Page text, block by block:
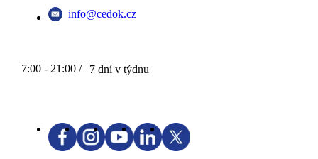
info@cedok.cz
7:00 - 21:00 / 7 dní v týdnu